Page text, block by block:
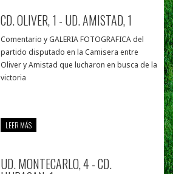
CD. OLIVER, 1 - UD. AMISTAD, 1
Comentario y GALERIA FOTOGRAFICA del
partido disputado en la Camisera entre
Oliver y Amistad que lucharon en busca de la
victoria
LEER MÁS
UD. MONTECARLO, 4 - CD.